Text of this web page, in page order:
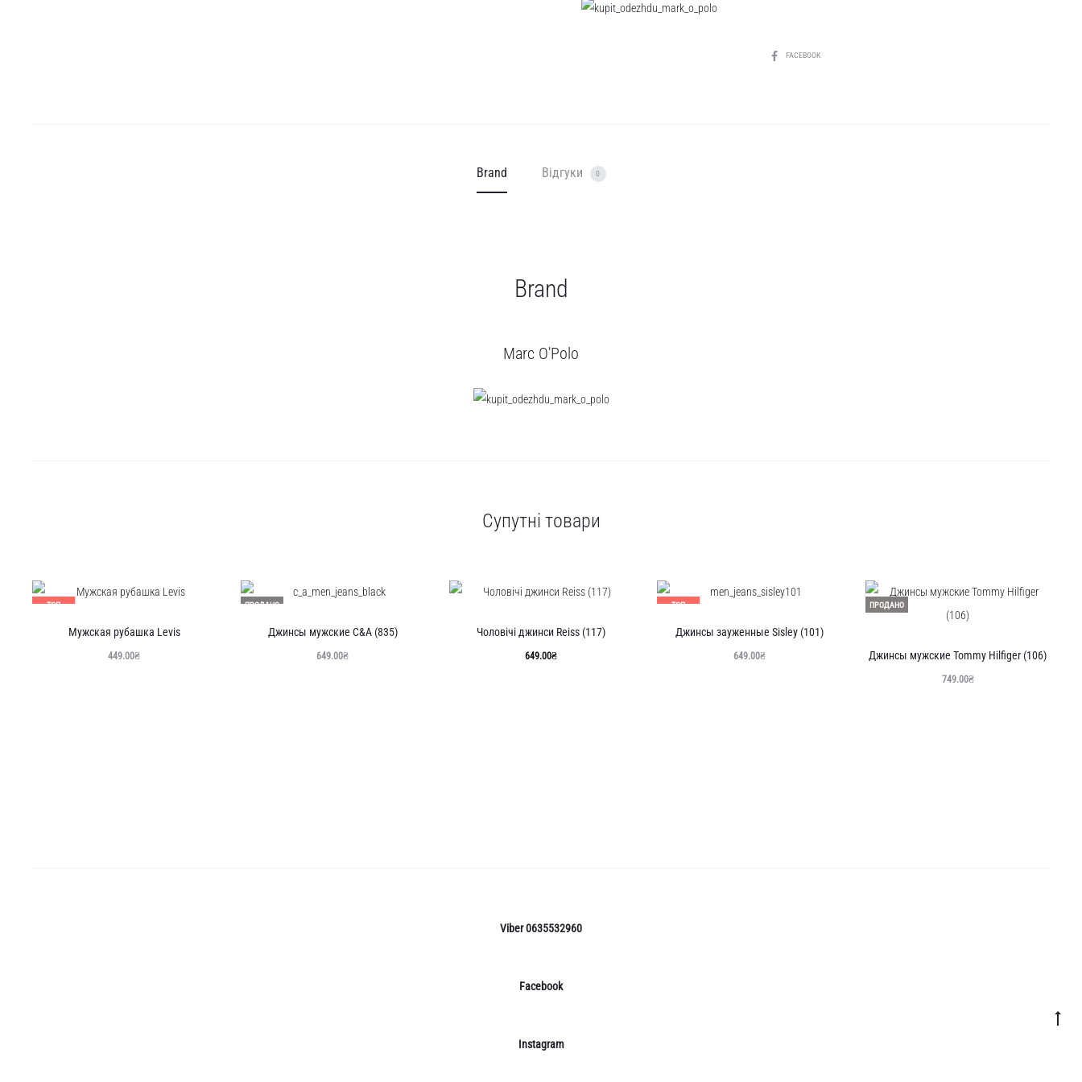
SHAREFACEBOOK
Brand Відгуки 0
Brand
Marc O'Polo
Супутні товари
ТОП
ПРОДАНОМужская рубашка Levis
449.00₴
ПРОДАНО
Джинсы мужские C&A (835)
649.00₴
Чоловічі джинси Reiss (117)
649.00₴
ТОП
ПРОДАНО
Джинсы зауженные Sisley (101)
649.00₴
ПРОДАНО
Джинсы мужские Tommy Hilfiger (106)
749.00₴
Viber 0635532960
Facebook
Instagram